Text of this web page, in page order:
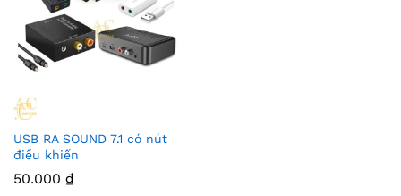
USB RA SOUND 7.1 có nút
điều khiển
50.000 ₫